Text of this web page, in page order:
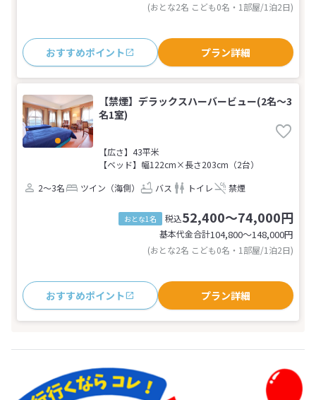
(おとな2名 こども0名・1部屋/1泊2日)
おすすめポイント プラン詳細
【禁煙】デラックスハーバービュー(2名～3
名1室)
【広さ】43平米
【ベッド】幅122cm×長さ203cm（2台）
2～3名
ツイン（海側） バス トイレ 禁煙
おとな1名 税込52,400～74,000円
基本代金合計104,800〜148,000円
(おとな2名 こども0名・1部屋/1泊2日)
おすすめポイント プラン詳細